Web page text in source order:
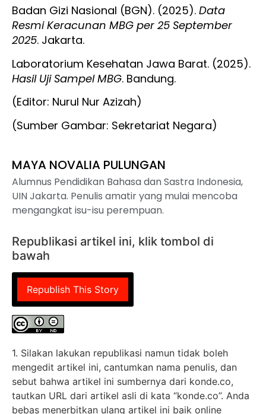
Badan Gizi Nasional (BGN). (2025). Data
Resmi Keracunan MBG per 25 September
2025. Jakarta.
Laboratorium Kesehatan Jawa Barat. (2025).
Hasil Uji Sampel MBG. Bandung.
(Editor: Nurul Nur Azizah)
(Sumber Gambar: Sekretariat Negara)
MAYA NOVALIA PULUNGAN
Alumnus Pendidikan Bahasa dan Sastra Indonesia,
UIN Jakarta. Penulis amatir yang mulai mencoba
mengangkat isu-isu perempuan.
Republikasi artikel ini, klik tombol di
bawah
Republish This Story
1. Silakan lakukan republikasi namun tidak boleh
mengedit artikel ini, cantumkan nama penulis, dan
sebut bahwa artikel ini sumbernya dari konde.co,
tautkan URL dari artikel asli di kata “konde.co”. Anda
bebas menerbitkan ulang artikel ini baik online